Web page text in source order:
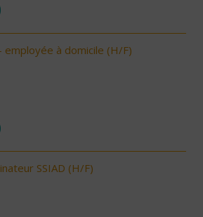
employée à domicile (H/F)
SSIAD (H/F)